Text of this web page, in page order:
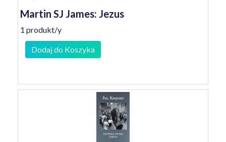
Martin SJ James: Jezus
1 produkt/y
Dodaj do Koszyka